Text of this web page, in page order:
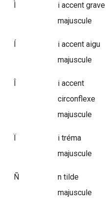
i accent grave
majuscule
i accent aigu
majuscule
i accent
circonflexe
majuscule
i tréma
majuscule
Ñ
n tilde
majuscule